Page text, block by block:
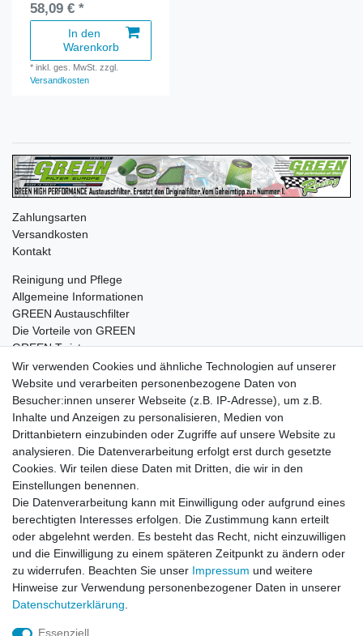
58,09 € *
In den
Warenkorb
*inkl. ges. MwSt. zzgl.
Versandkosten
Zahlungsarten
Versandkosten
Kontakt
Reinigung und Pflege
Allgemeine Informationen
GREEN Austauschfilter
Die Vorteile von GREEN
GREEN Twister
Impressum Daten­schutz­erklärung AGB
Barrierefreiheitserklärung Widerrufs­recht
Vertrag widerrufen Kontakt
© Copyright 2026 | Alle Rechte vorbehalten.
Wir verwenden Cookies und ähnliche Technologien auf unserer
Website und verarbeiten personenbezogene Daten von
Besucher:innen unserer Webseite (z.B. IP-Adresse), um z.B.
Inhalte und Anzeigen zu personalisieren, Medien von
Drittanbietern einzubinden oder Zugriffe auf unsere Website zu
analysieren. Die Datenverarbeitung erfolgt erst durch gesetzte
Cookies. Wir teilen diese Daten mit Dritten, die wir in den
Einstellungen benennen.
Die Datenverarbeitung kann mit Einwilligung oder aufgrund eines
berechtigten Interesses erfolgen. Die Zustimmung kann erteilt
oder abgelehnt werden. Es besteht das Recht, nicht einzuwilligen
und die Einwilligung zu einem späteren Zeitpunkt zu ändern oder
zu widerrufen. Beachten Sie unser Impressum und weitere
Hinweise zur Verwendung personenbezogener Daten in unserer
Daten­schutz­erklärung
Essenziell